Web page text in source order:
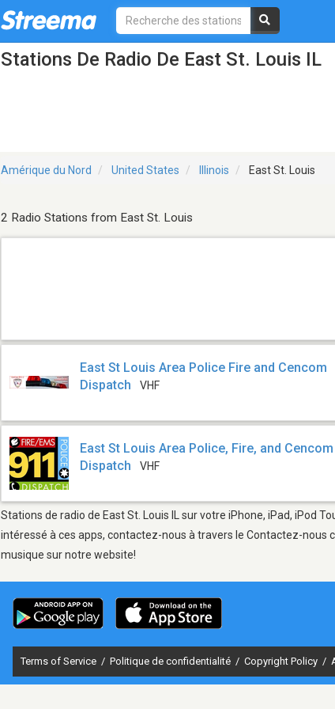
Stations De Radio De East St. Louis IL
Amérique du Nord United States Illinois East St. Louis
2 Radio Stations from East St. Louis
East St Louis Area Police Fire and Cencom
Dispatch
VHF
East St Louis Area Police, Fire, and Cencom
Dispatch
VHF
Stations de radio de East St. Louis IL sur votre iPhone, iPad, iPod
intéressé à ces apps, contactez-nous à travers le Contactez-nous
musique sur notre website!
Terms of Service / Politique de confidentialité / Copyright Policy /